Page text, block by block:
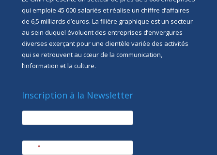
qui emploie 45 000 salariés et réalise un chiffre d’affaires
de 6,5 milliards d’euros. La filière graphique est un secteur
au sein duquel évoluent des entreprises d’envergures
diverses exerçant pour une clientèle variée des activités
qui se retrouvent au cœur de la communication,
l’information et la culture.
Inscription à la Newsletter
newsletter
*